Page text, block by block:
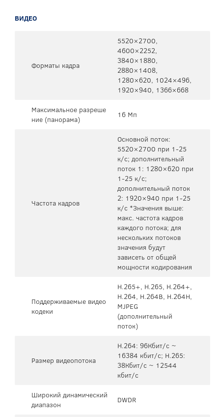
ВИДЕО
Форматы кадра
5520×2700,
4600×2252,
3840×1880,
2880×1408,
1280×620, 1024×496,
1920×940, 1366×668
Максимальное разреше
ние (панорама)
16 Мп
Частота кадров
Основной поток:
5520×2700 при 1-25
к/с; дополнительный
поток 1: 1280×620 при
1-25 к/с;
дополнительный поток
2: 1920×940 при 1-25
к/с *Значения выше:
макс. частота кадров
каждого потока; для
нескольких потоков
значения будут
зависеть от общей
мощности кодирования
Поддерживаемые видео
кодеки
H.265+, H.265, H.264+,
H.264, H.264B, H.264H,
MJPEG
(дополнительный
поток)
Размер видеопотока
H.264: 96Кбит/с ~
16384 кбит/с; H.265:
38Кбит/с ~ 12544
кбит/с
Широкий динамический
диапазон
DWDR